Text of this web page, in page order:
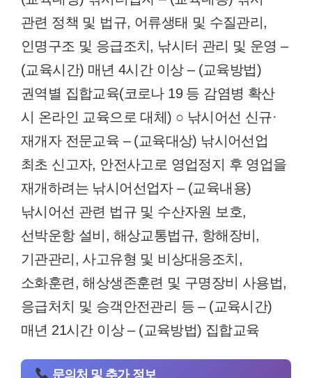
관련 정책 및 법규, 어류생태 및 수질관리,
인명구조 및 응급조치, 낚시터 관리 및 운영 –
(교육시간) 매년 4시간 이상 – (교육방법)
권역별 집합교육(코로나 19 등 감염병 확산
시 온라인 교육으로 대체) ○ 낚시어선 신규·
재개자 전문교육 – (교육대상) 낚시어선업
최초 신고자, 안전사고로 영업정지 후 영업을
재개하려는 낚시어선업자 – (교육내용)
낚시어선 관련 법규 및 수산자원 보호,
선박운항 설비, 해상교통법규, 항해장비,
기관관리, 사고유형 및 비상대응조치,
소화훈련, 해상생존훈련 및 구명장비 사용법,
응급처치 및 승객안전관리 등 – (교육시간)
매년 21시간 이상 – (교육방법) 집합교육
문의처 및 추가 정보